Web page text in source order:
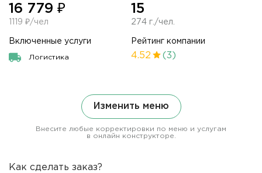
16 779 ₽
1119 ₽/чел
15
274 г./чел.
Включенные услуги
Логистика
Рейтинг компании
4.52 (3)
Изменить меню
Внесите любые корректировки по меню и услугам
в онлайн конструкторе.
Как сделать заказ?